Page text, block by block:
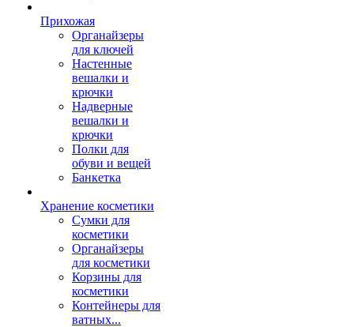
Прихожая
Органайзеры
для ключей
Настенные
вешалки и
крючки
Надверные
вешалки и
крючки
Полки для
обуви и вещей
Банкетка
Хранение косметики
Сумки для
косметики
Органайзеры
для косметики
Корзины для
косметики
Контейнеры для
ватных...